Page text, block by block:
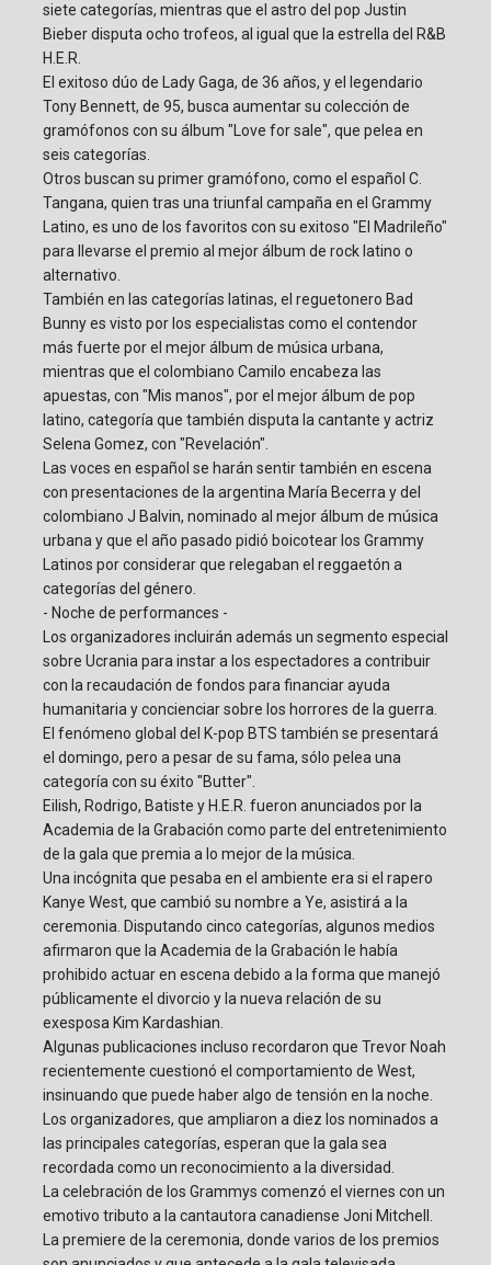
siete categorías, mientras que el astro del pop Justin
Bieber disputa ocho trofeos, al igual que la estrella del R&B
H.E.R.
El exitoso dúo de Lady Gaga, de 36 años, y el legendario
Tony Bennett, de 95, busca aumentar su colección de
gramófonos con su álbum "Love for sale", que pelea en
seis categorías.
Otros buscan su primer gramófono, como el español C.
Tangana, quien tras una triunfal campaña en el Grammy
Latino, es uno de los favoritos con su exitoso "El Madrileño"
para llevarse el premio al mejor álbum de rock latino o
alternativo.
También en las categorías latinas, el reguetonero Bad
Bunny es visto por los especialistas como el contendor
más fuerte por el mejor álbum de música urbana,
mientras que el colombiano Camilo encabeza las
apuestas, con "Mis manos", por el mejor álbum de pop
latino, categoría que también disputa la cantante y actriz
Selena Gomez, con "Revelación".
Las voces en español se harán sentir también en escena
con presentaciones de la argentina María Becerra y del
colombiano J Balvin, nominado al mejor álbum de música
urbana y que el año pasado pidió boicotear los Grammy
Latinos por considerar que relegaban el reggaetón a
categorías del género.
- Noche de performances -
Los organizadores incluirán además un segmento especial
sobre Ucrania para instar a los espectadores a contribuir
con la recaudación de fondos para financiar ayuda
humanitaria y concienciar sobre los horrores de la guerra.
El fenómeno global del K-pop BTS también se presentará
el domingo, pero a pesar de su fama, sólo pelea una
categoría con su éxito "Butter".
Eilish, Rodrigo, Batiste y H.E.R. fueron anunciados por la
Academia de la Grabación como parte del entretenimiento
de la gala que premia a lo mejor de la música.
Una incógnita que pesaba en el ambiente era si el rapero
Kanye West, que cambió su nombre a Ye, asistirá a la
ceremonia. Disputando cinco categorías, algunos medios
afirmaron que la Academia de la Grabación le había
prohibido actuar en escena debido a la forma que manejó
públicamente el divorcio y la nueva relación de su
exesposa Kim Kardashian.
Algunas publicaciones incluso recordaron que Trevor Noah
recientemente cuestionó el comportamiento de West,
insinuando que puede haber algo de tensión en la noche.
Los organizadores, que ampliaron a diez los nominados a
las principales categorías, esperan que la gala sea
recordada como un reconocimiento a la diversidad.
La celebración de los Grammys comenzó el viernes con un
emotivo tributo a la cantautora canadiense Joni Mitchell.
La premiere de la ceremonia, donde varios de los premios